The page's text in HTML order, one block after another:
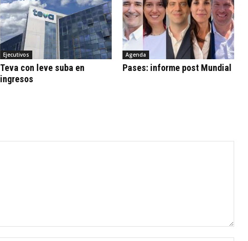
Ejecutivos
Teva con leve suba en
ingresos
Agenda
Pases: informe post Mundial